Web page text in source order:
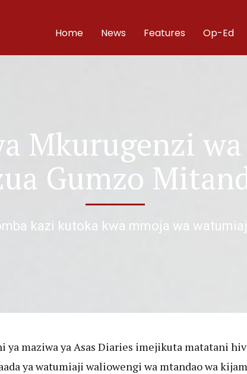
Home News Features Op-Ed
Mkurugenzi
Gumzo
kazi kutoka kwa mmoja wa
ya maziwa ya Asas Diaries imejikuta matatani
ya watumiaji waliowengi wa mtandao wa